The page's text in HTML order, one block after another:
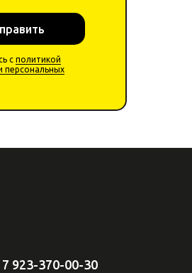
с политикой
персональных
7 923-370-00-30